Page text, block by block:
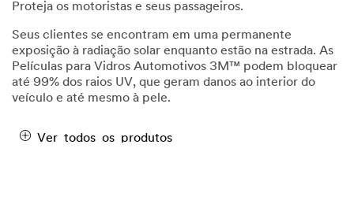
Proteja os motoristas e seus passageiros.
Seus clientes se encontram em uma permanente
exposição à radiação solar enquanto estão na estrada. As
Películas para Vidros Automotivos 3M™ podem bloquear
até 99% dos raios UV, que geram danos ao interior do
veículo e até mesmo à pele.
Ver todos os produtos